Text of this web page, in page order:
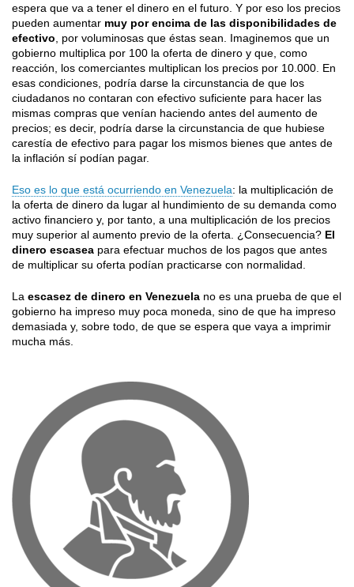
espera que va a tener el dinero en el futuro. Y por eso los precios
pueden aumentar muy por encima de las disponibilidades de
efectivo , por voluminosas que éstas sean. Imaginemos que un
gobierno multiplica por 100 la oferta de dinero y que, como
reacción, los comerciantes multiplican los precios por 10.000. En
esas condiciones, podría darse la circunstancia de que los
ciudadanos no contaran con efectivo suficiente para hacer las
mismas compras que venían haciendo antes del aumento de
precios; es decir, podría darse la circunstancia de que hubiese
carestía de efectivo para pagar los mismos bienes que antes de
la inflación sí podían pagar.
Eso es lo que está ocurriendo en Venezuela: la multiplicación de
la oferta de dinero da lugar al hundimiento de su demanda como
activo financiero y, por tanto, a una multiplicación de los precios
muy superior al aumento previo de la oferta. ¿Consecuencia? El
dinero escasea para efectuar muchos de los pagos que antes
de multiplicar su oferta podían practicarse con normalidad.
La escasez de dinero en Venezuela no es una prueba de que el
gobierno ha impreso muy poca moneda, sino de que ha impreso
demasiada y, sobre todo, de que se espera que vaya a imprimir
mucha más.